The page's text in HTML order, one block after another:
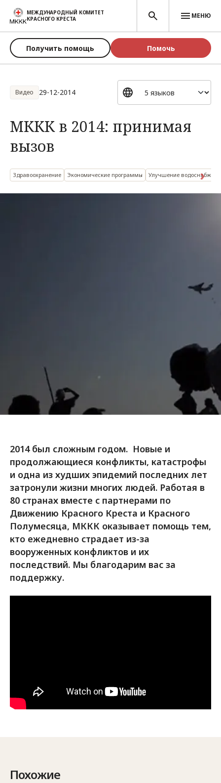
Перейти к основному содержанию
МЕЖДУНАРОДНЫЙ КОМИТЕТ
КРАСНОГО КРЕСТА
МЕНЮ
Получить помощь Помочь
Видео 29-12-2014
МККК в 2014: принимая
вызов
Здравоохранение Экономические программы Улучшение
2014 был сложным годом. Новые и
продолжающиеся конфликты, катастрофы
и одна из худших эпидемий последних лет
затронули жизни многих людей. Работая в
80 странах вместе с партнерами по
Движению Красного Креста и Красного
Полумесяца, МККК оказывает помощь тем,
кто ежедневно страдает из-за
вооруженных конфликтов и их
последствий. Мы благодарим вас за
поддержку.
Похожие